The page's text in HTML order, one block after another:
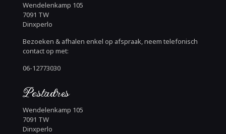
Wendelenkamp 105
7091 TW
Dinxperlo
Bezoeken & afhalen enkel op afspraak, neem telefonisch
contact op met:
06-12773030
Postadres
Wendelenkamp 105
7091 TW
Dinxperlo